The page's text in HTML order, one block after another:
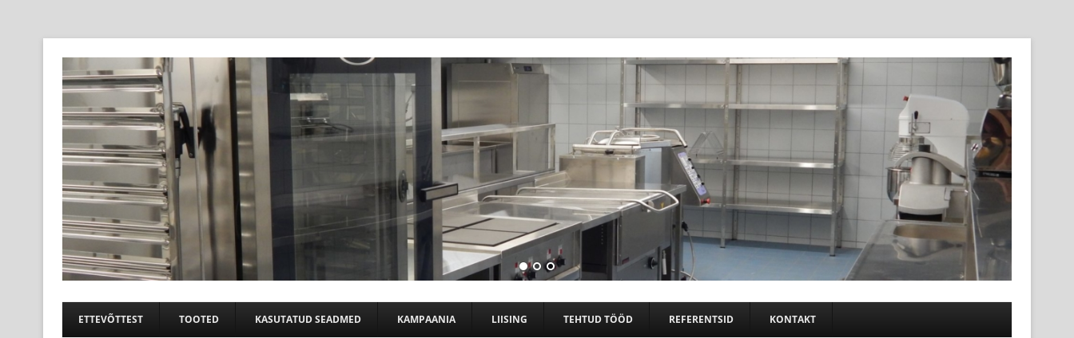
Suurköögiseadmed
Professional help for proffs
Skip to content
ETTEVÕTTEST TOOTED KASUTATUD SEADMED KAMPAANIA LIISING TEHTUD TÖÖD REFERENTSID KONTAKT